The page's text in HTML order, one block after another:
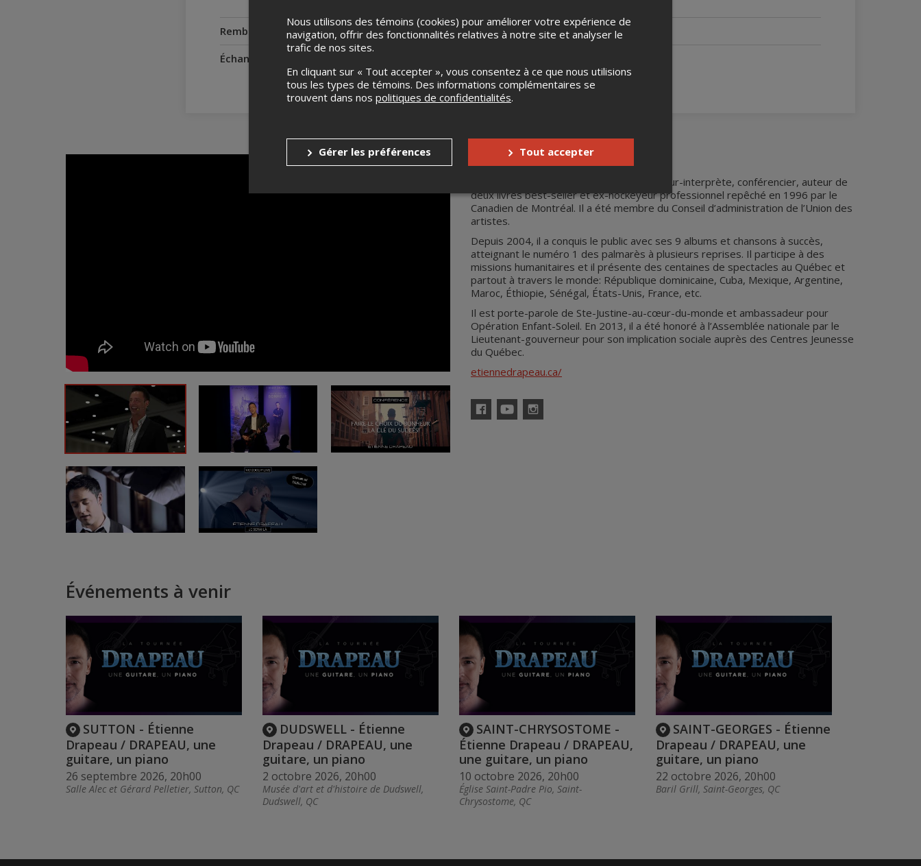
Remboursements
Aucun remboursement
Échanges
Étienne Drapeau
Étienne Drapeau est un auteur-compositeur-interprète, conférencier, auteur de
deux livres best-seller et ex-hockeyeur professionnel repêché en 1996 par le
Canadien de Montréal. Il a été membre du Conseil d’administration de l’Union des
artistes.
Depuis 2004, il a conquis le public avec ses 9 albums et chansons à succès,
atteignant le numéro 1 des palmarès à plusieurs reprises. Il participe à des
missions humanitaires et il présente des centaines de spectacles au Québec et
partout à travers le monde: République dominicaine, Cuba, Mexique, Argentine,
Maroc, Éthiopie, Sénégal, États-Unis, France, etc.
Il est porte-parole de Ste-Justine-au-cœur-du-monde et ambassadeur pour
Opération Enfant-Soleil. En 2013, il a été honoré à l’Assemblée nationale par le
Lieutenant-gouverneur pour son implication sociale auprès des Centres Jeunesse
du Québec.
etiennedrapeau.ca/
Événements à venir
SUTTON - Étienne
Drapeau / DRAPEAU, une
guitare, un piano
26 septembre 2026, 20h00
Salle Alec et Gérard Pelletier, Sutton, QC
DUDSWELL - Étienne
Drapeau / DRAPEAU, une
guitare, un piano
2 octobre 2026, 20h00
Musée d'art et d'histoire de Dudswell,
Dudswell, QC
SAINT-CHRYSOSTOME -
Étienne Drapeau / DRAPEAU,
une guitare, un piano
10 octobre 2026, 20h00
Église Saint-Padre Pio, Saint-
Chrysostome, QC
SAINT-GEORGES - Étienne
Drapeau / DRAPEAU, une
guitare, un piano
22 octobre 2026, 20h00
Baril Grill, Saint-Georges, QC
Nous utilisons des témoins (cookies) pour améliorer votre expérience de
navigation, offrir des fonctionnalités relatives à notre site et analyser le
trafic de nos sites.
En cliquant sur « Tout accepter », vous consentez à ce que nous utilisions
tous les types de témoins. Des informations complémentaires se
trouvent dans nos politiques de confidentialités.
Gérer les préférences Tout accepter